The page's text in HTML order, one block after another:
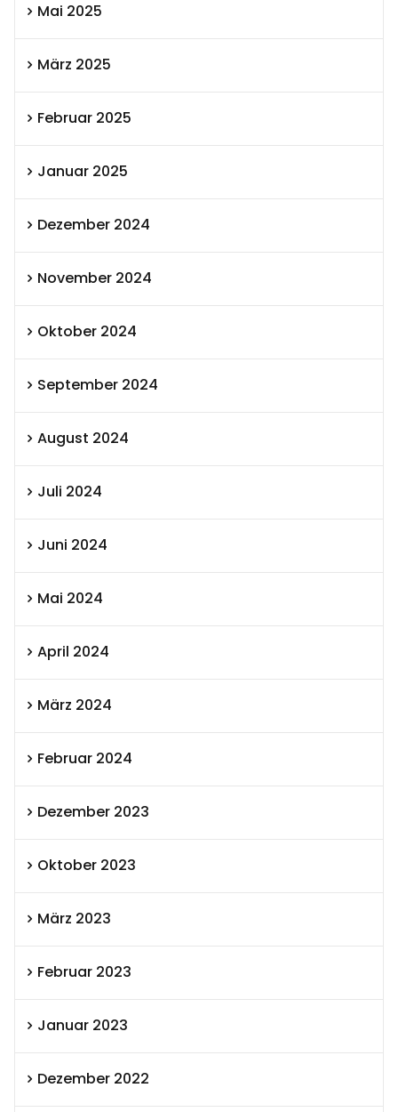
Mai 2025
März 2025
Februar 2025
Januar 2025
Dezember 2024
November 2024
Oktober 2024
September 2024
August 2024
Juli 2024
Juni 2024
Mai 2024
April 2024
März 2024
Februar 2024
Dezember 2023
Oktober 2023
März 2023
Februar 2023
Januar 2023
Dezember 2022